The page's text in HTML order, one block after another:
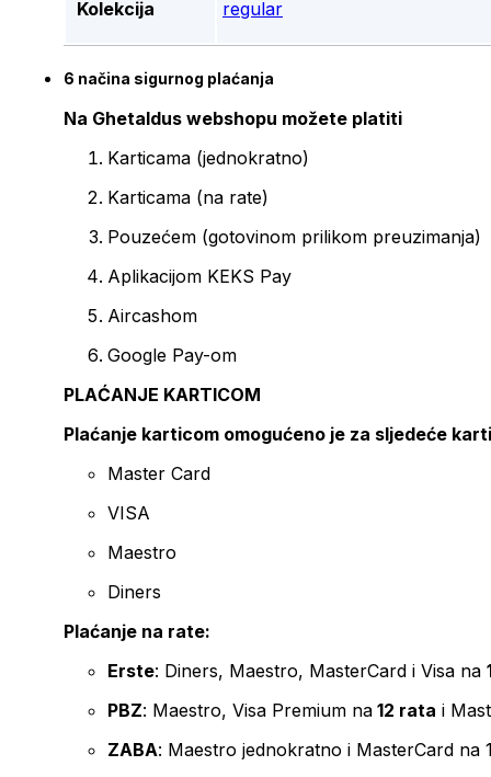
Kolekcija regular
6 načina sigurnog plaćanja
Na Ghetaldus webshopu možete platiti
Karticama (jednokratno)
Karticama (na rate)
Pouzećem (gotovinom prilikom preuzimanja)
Aplikacijom KEKS Pay
Aircashom
Google Pay-om
PLAĆANJE KARTICOM
Plaćanje karticom omogućeno je za sljedeće
Master Card
VISA
Maestro
Diners
Plaćanje na rate:
Erste: Diners, Maestro, MasterCard i Visa na
PBZ: Maestro, Visa Premium na 12 rata i
ZABA: Maestro jednokratno i MasterCard na